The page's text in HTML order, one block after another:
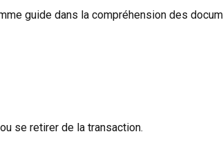
guide dans la compréhension des
se retirer de la transaction.